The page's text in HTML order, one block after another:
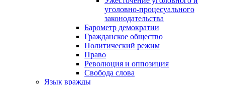
уголовно-процесуального
законодательства
Барометр демократии
Гражданское общество
Политический режим
Право
Революция и оппозиция
Свобода слова
Язык вражды